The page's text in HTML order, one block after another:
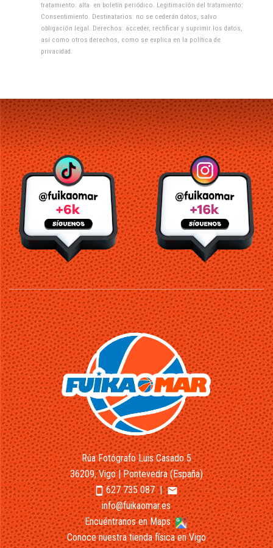
tratamiento: alta en boletín periódico. Legitimación del tratamiento:
Consentimiento. Destinatarios: no se cederán datos, salvo
obligación legal. Derechos: acceder, rectificar y suprimir los datos,
así como otros derechos, como se explica en la política de
privacidad
Rúa Fotógrafo Luis Casado 5
36209, Vigo | Pontevedra (España)
smartphone627 735 087|email
info@fuikaomar.es
Encuéntranos en Maps
Conoce nuestra tienda física en Vigo